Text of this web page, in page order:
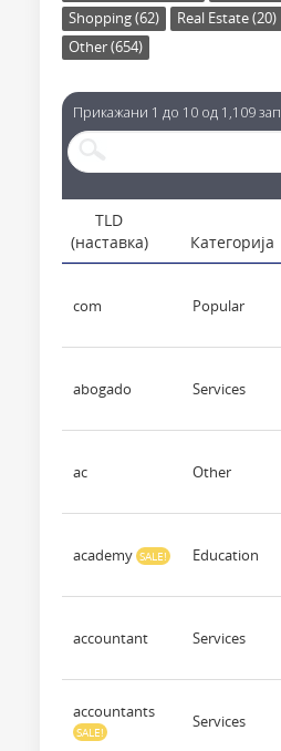
Shopping (62)
Real Estate (20)
Other (654)
Прикажани 1 до 10 од 1,109
TLD
(наставка)
Категорија
com Popular
abogado Services
ac Other
academy SALE! Education
accountant Services
accountants
SALE!
Services